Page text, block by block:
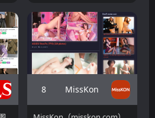
人气模特写真和角色扮演摄
影作品。网站采用简洁直观
的图库展示模式，用户进入
首页后即可浏览最新更新的
图集内容，同时通过顶部导
航快速切换不同国家和分类
专区。
8 MissKon